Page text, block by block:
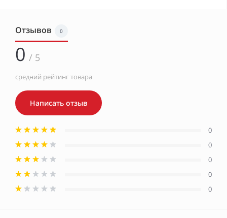
Отзывов 0
0 / 5
средний рейтинг товара
Написать отзыв
0
0
0
0
0